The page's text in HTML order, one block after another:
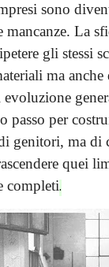
sono
mancanze. La
gli stessi
ma
passo per
genitori, ma di
quei
completi.